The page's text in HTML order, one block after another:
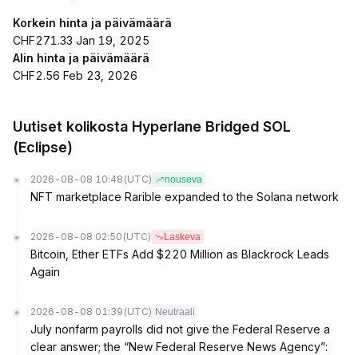
Korkein hinta ja päivämäärä
CHF271.33 Jan 19, 2025
Alin hinta ja päivämäärä
CHF2.56 Feb 23, 2026
Uutiset kolikosta Hyperlane Bridged SOL
(Eclipse)
2026-08-08 10:48 (UTC) nouseva
NFT marketplace Rarible expanded to the Solana network
2026-08-08 02:50 (UTC) Laskeva
Bitcoin, Ether ETFs Add $220 Million as Blackrock Leads
Again
2026-08-08 01:39 (UTC) Neutraali
July nonfarm payrolls did not give the Federal Reserve a
clear answer; the “New Federal Reserve News Agency”: